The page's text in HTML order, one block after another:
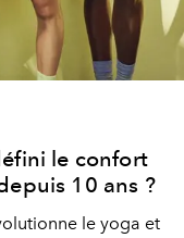
le confort
10 ans ?
le yoga et